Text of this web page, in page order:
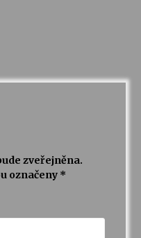
Novenka v Klášteře
zveřejněna.
označeny *